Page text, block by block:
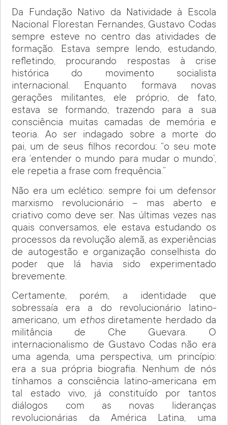
Da Fundação Nativo da Natividade à Escola
Nacional Florestan Fernandes, Gustavo Codas
sempre esteve no centro das atividades de
formação. Estava sempre lendo, estudando,
refletindo, procurando respostas à crise
histórica do movimento socialista
internacional. Enquanto formava novas
gerações militantes, ele próprio, de fato,
estava se formando, trazendo para a sua
consciência muitas camadas de memória e
teoria. Ao ser indagado sobre a morte do
pai, um de seus filhos recordou: “o seu mote
era ‘entender o mundo para mudar o mundo’,
ele repetia a frase com frequência.”
Não era um eclético: sempre foi um defensor
marxismo revolucionário – mas aberto e
criativo como deve ser. Nas últimas vezes nas
quais conversamos, ele estava estudando os
processos da revolução alemã, as experiências
de autogestão e organização conselhista do
poder que lá havia sido experimentado
brevemente.
Certamente, porém, a identidade que
sobressaía era a do revolucionário latino-
americano, um ethosdiretamente herdado da
militância de Che Guevara. O
internacionalismo de Gustavo Codas não era
uma agenda, uma perspectiva, um princípio:
era a sua própria biografia. Nenhum de nós
tínhamos a consciência latino-americana em
tal estado vivo, já constituído por tantos
diálogos com as novas lideranças
revolucionárias da América Latina, uma